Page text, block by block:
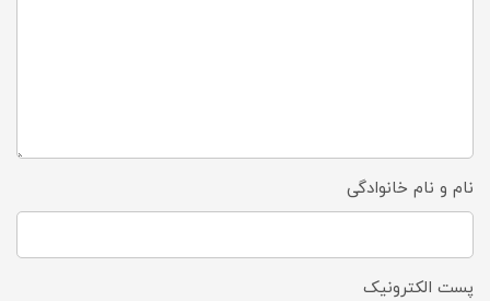
نام و نام خانوادگی
پست الکترونیک